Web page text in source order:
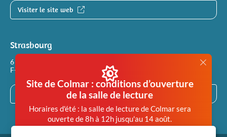
Visiter le site web
Strasbourg
6 rue Philippe Dollinger
F-67100 STRASBOURG
Visiter le site web
Site de Colmar : conditions d’ouverture
de la salle de lecture
Horaires d'été : la salle de lecture de Colmar sera
ouverte de 8h à 12h jusqu'au 14 août.